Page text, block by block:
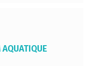
AQUATIQUE